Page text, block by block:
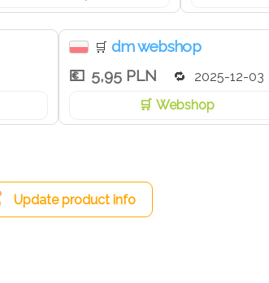
🛒 dm webshop
5,95 PLN
2025-12-03
Webshop
Update product info